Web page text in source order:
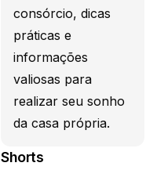
consórcio, dicas
práticas e
informações
valiosas para
realizar seu sonho
da casa própria.
Shorts